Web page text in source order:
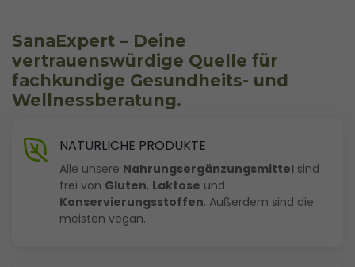
SanaExpert – Deine
vertrauenswürdige Quelle für
fachkundige Gesundheits- und
Wellnessberatung.
Seit
SanaExpert
NATÜRLICHE PRODUKTE
Alle unsere Nahrungsergänzungsmittel sind
frei von Gluten, Laktose und
Konservierungsstoffen. Außerdem sind die
meisten vegan.